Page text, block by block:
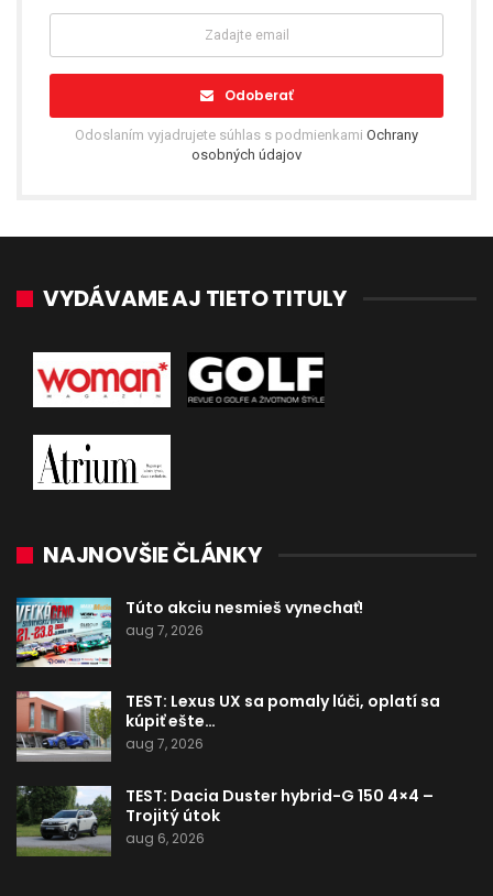
Odoberať
Odoslaním vyjadrujete súhlas s podmienkami Ochrany
osobných údajov
VYDÁVAME AJ TIETO TITULY
NAJNOVŠIE ČLÁNKY
Túto akciu nesmieš vynechať!
aug 7, 2026
TEST: Lexus UX sa pomaly lúči, oplatí sa
kúpiť ešte…
aug 7, 2026
TEST: Dacia Duster hybrid-G 150 4×4 –
Trojitý útok
aug 6, 2026